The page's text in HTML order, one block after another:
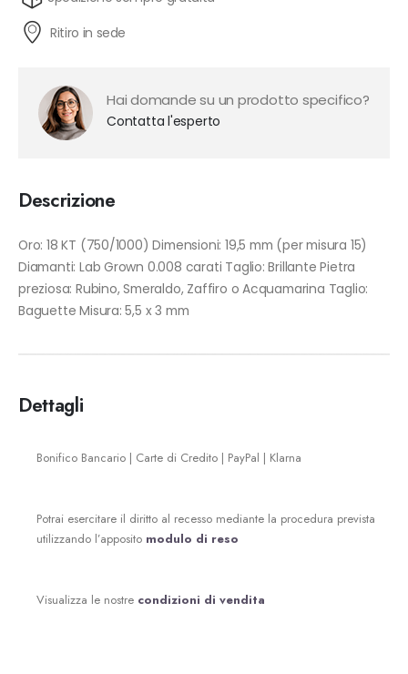
Ritiro in sede
Hai domande su un prodotto specifico?
Contatta l'esperto
Descrizione
Oro: 18 KT (750/1000) Dimensioni: 19,5 mm (per misura 15)
Diamanti: Lab Grown 0.008 carati Taglio: Brillante Pietra
preziosa: Rubino, Smeraldo, Zaffiro o Acquamarina Taglio:
Baguette Misura: 5,5 x 3 mm
Dettagli
Bonifico Bancario | Carte di Credito | PayPal | Klarna
Potrai esercitare il diritto al recesso mediante la procedura prevista
utilizzando l’apposito modulo di reso
Visualizza le nostre condizioni di vendita